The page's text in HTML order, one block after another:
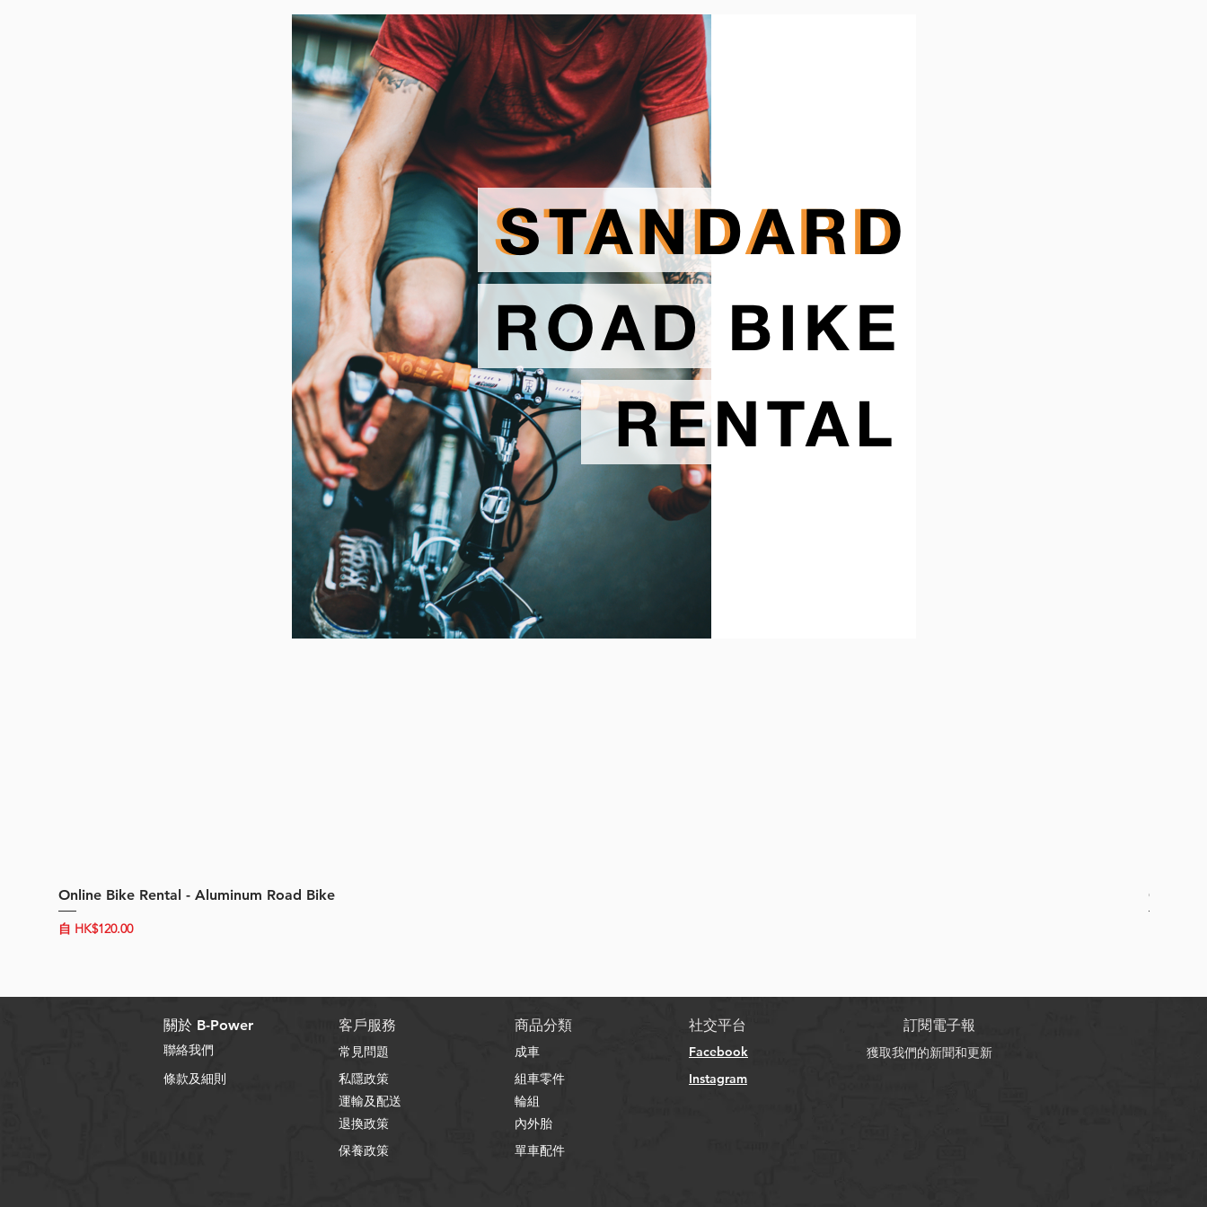
Online Bike Rental - Aluminum Road Bike
自 HK$120.00
促銷價格
Online
關於 B-Power 客戶服務 ​商品分類 社交平台 訂閱電子報
聯絡我們
常見問題
條款及細則
私隱政策
運輸及配送
退換政策
保養政策
成車
組車零件
輪組
內外胎
單車配件
Facebook
Instagram
獲取我們的新聞和更新